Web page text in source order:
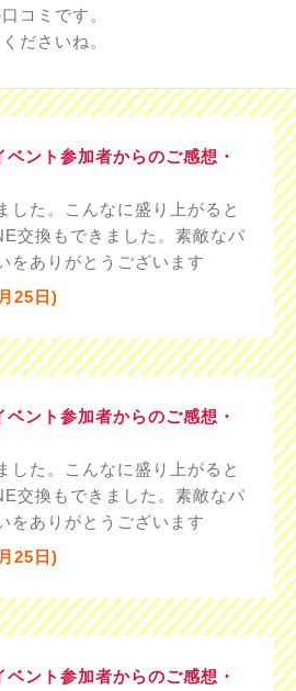
コミです。
ださいね。
ント参加者からのご感想・
した。こんなに盛り上がると
交換もできました。素敵なパ
をありがとうございます
25日)
ント参加者からのご感想・
した。こんなに盛り上がると
交換もできました。素敵なパ
をありがとうございます
25日)
ント参加者からのご感想・